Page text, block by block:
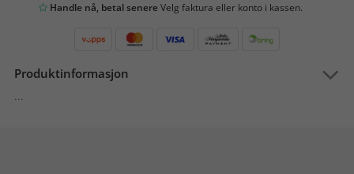
Handle nå, betal senereVelg faktura eller konto i kassen.
Produktinformasjon
...